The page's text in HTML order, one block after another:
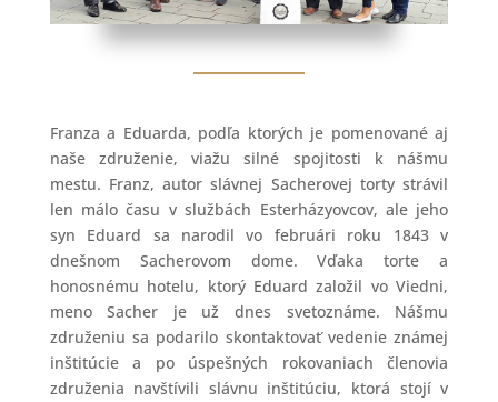
Franza a Eduarda, podľa ktorých je pomenované aj
naše združenie, viažu silné spojitosti k nášmu
mestu. Franz, autor slávnej Sacherovej torty strávil
len málo času v službách Esterházyovcov, ale jeho
syn Eduard sa narodil vo februári roku 1843 v
dnešnom Sacherovom dome. Vďaka torte a
honosnému hotelu, ktorý Eduard založil vo Viedni,
meno Sacher je už dnes svetoznáme. Nášmu
združeniu sa podarilo skontaktovať vedenie známej
inštitúcie a po úspešných rokovaniach členovia
združenia navštívili slávnu inštitúciu, ktorá stojí v